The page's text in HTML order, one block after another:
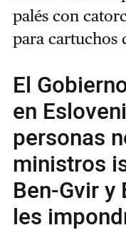
palés con
para cartuchos
El
en
personas
ministros
Ben-Gvir
les